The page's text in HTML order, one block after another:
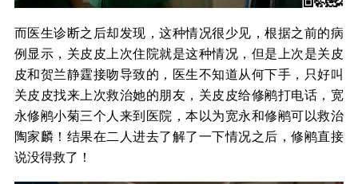
而医生诊断之后却发现，这种情况很少见，根据之前的病
例显示，关皮皮上次住院就是这种情况，但是上次是关皮
皮和贺兰静霆接吻导致的，医生不知道从何下手，只好叫
关皮皮找来上次救治她的朋友，关皮皮给修鹇打电话，宽
永修鹇小菊三个人来到医院，本以为宽永和修鹇可以救治
陶家麟！结果在二人进去了解了一下情况之后，修鹇直接
说没得救了！